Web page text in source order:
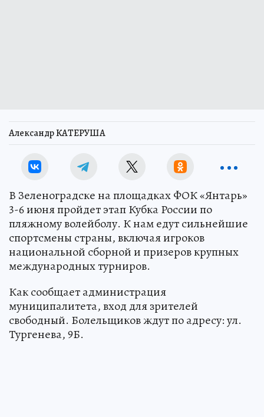
Александр КАТЕРУША
В Зеленоградске на площадках ФОК «Янтарь»
3-6 июня пройдет этап Кубка России по
пляжному волейболу. К нам едут сильнейшие
спортсмены страны, включая игроков
национальной сборной и призеров крупных
международных турниров.
Как сообщает администрация
муниципалитета, вход для зрителей
свободный. Болельщиков ждут по адресу: ул.
Тургенева, 9Б.